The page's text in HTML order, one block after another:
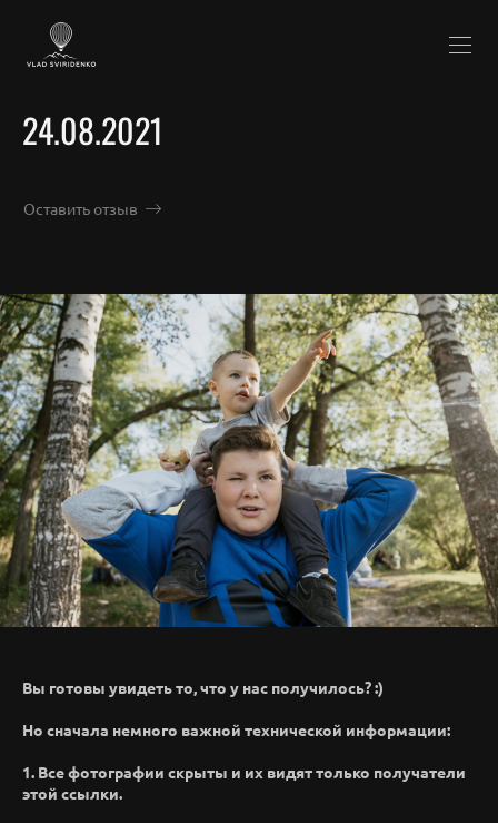
24.08.2021
Оставить отзыв
Вы готовы увидеть то, что у нас получилось? :)
Но сначала немного важной технической информации:
1. Все фотографии скрыты и их видят только получатели
этой ссылки.